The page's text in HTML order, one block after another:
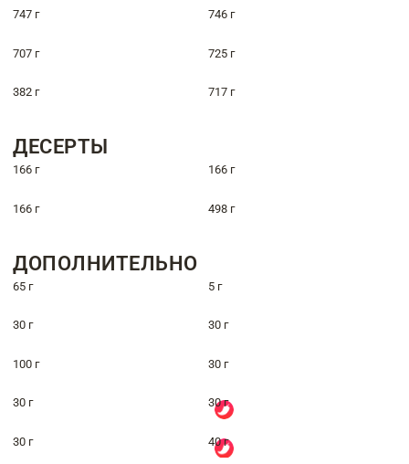
747 г 746 г
707 г 725 г
382 г 717 г
ДЕСЕРТЫ
166 г 166 г
166 г 498 г
ДОПОЛНИТЕЛЬНО
65 г 5 г
30 г 30 г
100 г 30 г
30 г 30 г
30 г 40 г